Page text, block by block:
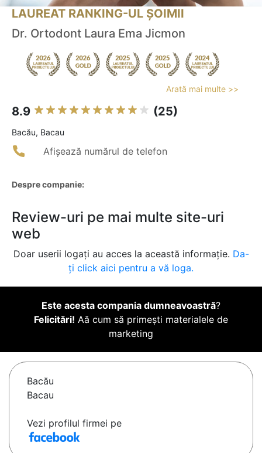
LAUREAT RANKING-UL ȘOIMII
Dr. Ortodont Laura Ema Jicmon
Arată mai multe >>
8.9 (25)
Bacău, Bacau
Afișează numărul de telefon
Despre companie:
Review-uri pe mai multe site-uri
web
Doar userii logați au acces la această informație. Da-
ți click aici pentru a vă loga.
Este acesta compania dumneavoastră?
Felicitări! Aă cum să primești materialele de
marketing
Bacău
Bacau
Vezi profilul firmei pe